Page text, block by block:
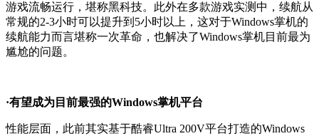
游戏流畅运行，堪称黑科技。此外在多款游戏实测中，续航从
常规的2-3小时可以提升到5小时以上，这对于Windows掌机的
续航能力而言堪称一次革命，也解决了Windows掌机目前最为
尴尬的问题。
·有望成为目前最强的Windows掌机平台
性能层面，此前其实基于酷睿Ultra 200V平台打造的Windows